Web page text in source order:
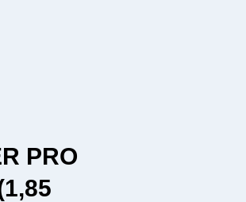
PRO